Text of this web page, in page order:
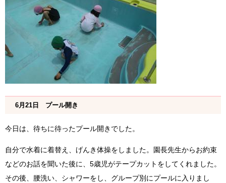
6月21日 プール開き
今日は、待ちに待ったプール開きでした。
自分で水着に着替え、げんき体操をしました。園長先生からお約束
などのお話を聞いた後に、5歳児がテープカットをしてくれました。
その後、腰洗い、シャワーをし、グループ別にプールに入りまし